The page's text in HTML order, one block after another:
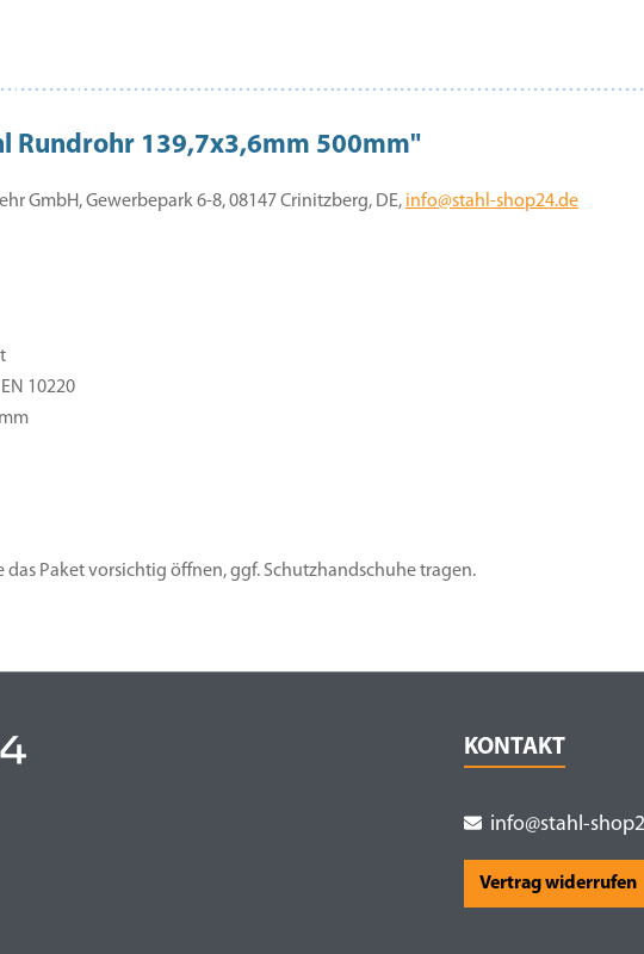
Rundrohr 139,7x3,6mm 500mm"
GmbH, Gewerbepark 6-8, 08147 Crinitzberg, DE, info@stahl-shop24.de
10220
Paket vorsichtig öffnen, ggf. Schutzhandschuhe tragen.
KONTAKT
info@stahl-
Vertrag widerrufen